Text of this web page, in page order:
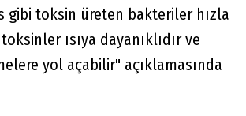
gibi toksin üreten bakteriler hızla
ısıya dayanıklıdır ve
yol açabilir" açıklamasında